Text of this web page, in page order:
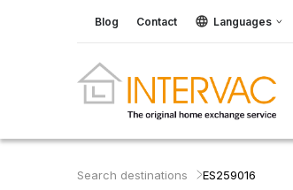
Blog Contact Languages
Search destinations ES259016